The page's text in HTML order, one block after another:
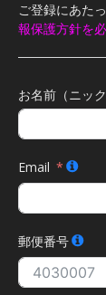
ご登録にあた
報保護方針を
お名前（ニッ
Email
郵便番号